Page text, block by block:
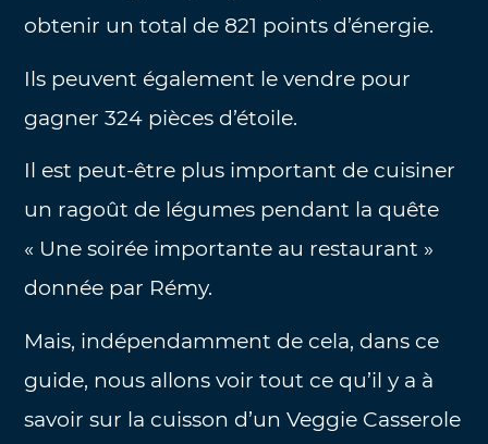
obtenir un total de 821 points d’énergie.
Ils peuvent également le vendre pour
gagner 324 pièces d’étoile.
Il est peut-être plus important de cuisiner
un ragoût de légumes pendant la quête
« Une soirée importante au restaurant »
donnée par Rémy.
Mais, indépendamment de cela, dans ce
guide, nous allons voir tout ce qu’il y a à
savoir sur la cuisson d’un Veggie Casserole